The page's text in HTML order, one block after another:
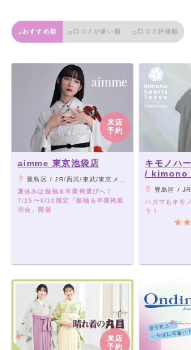
おすすめ順 口コミが多い順 口コミ評価順
来店
予約
aimme 東京池袋店
豊島区 / JR/西武/東武/東京メトロ 各線「池袋駅」東口より 徒歩約1分東京メトロ有楽町線「東池袋駅」より 徒歩約8分
夏休みは振袖＆卒業袴選びへ！
7/25〜8/10限定「振袖＆卒業袴展
示会」開催
キモノハ
/ kimono
Tokyo-
豊島区 / JR池袋駅東口出て、ビッグカメラ・ガストの大きな看板の方へ横断歩道を渡ってすぐ
ハカマもキモ
う！
来店
予約